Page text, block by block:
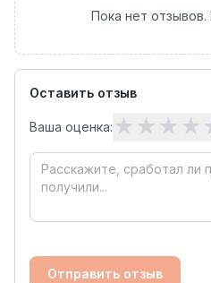
Пока нет
Оставить отзыв
Ваша оценка: ★ ★ ★ ★
Отправить отзыв